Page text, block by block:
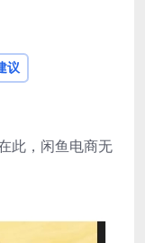
议
此，闲鱼电商无